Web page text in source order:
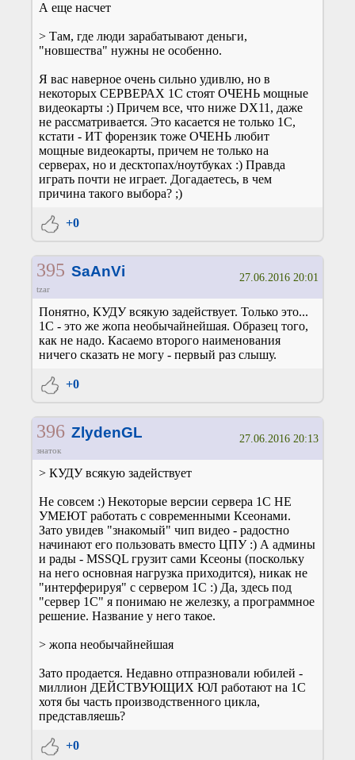
А еще насчет
> Там, где люди зарабатывают деньги,
"новшества" нужны не особенно.
Я вас наверное очень сильно удивлю, но в
некоторых СЕРВЕРАХ 1С стоят ОЧЕНЬ мощные
видеокарты :) Причем все, что ниже DX11, даже
не рассматривается. Это касается не только 1С,
кстати - ИТ форензик тоже ОЧЕНЬ любит
мощные видеокарты, причем не только на
серверах, но и десктопах/ноутбуках :) Правда
играть почти не играет. Догадаетесь, в чем
причина такого выбора? ;)
+0
395 SaAnVi
tzar
27.06.2016 20:01
Понятно, КУДУ всякую задействует. Только это...
1С - это же жопа необычайнейшая. Образец того,
как не надо. Касаемо второго наименования
ничего сказать не могу - первый раз слышу.
+0
396 ZlydenGL
знаток
27.06.2016 20:13
> КУДУ всякую задействует
Не совсем :) Некоторые версии сервера 1С НЕ
УМЕЮТ работать с современными Ксеонами.
Зато увидев "знакомый" чип видео - радостно
начинают его пользовать вместо ЦПУ :) А админы
и рады - MSSQL грузит сами Ксеоны (поскольку
на него основная нагрузка приходится), никак не
"интерферируя" с сервером 1С :) Да, здесь под
"сервер 1С" я понимаю не железку, а программное
решение. Название у него такое.
> жопа необычайнейшая
Зато продается. Недавно отпразновали юбилей -
миллион ДЕЙСТВУЮЩИХ ЮЛ работают на 1С
хотя бы часть производственного цикла,
представляешь?
+0